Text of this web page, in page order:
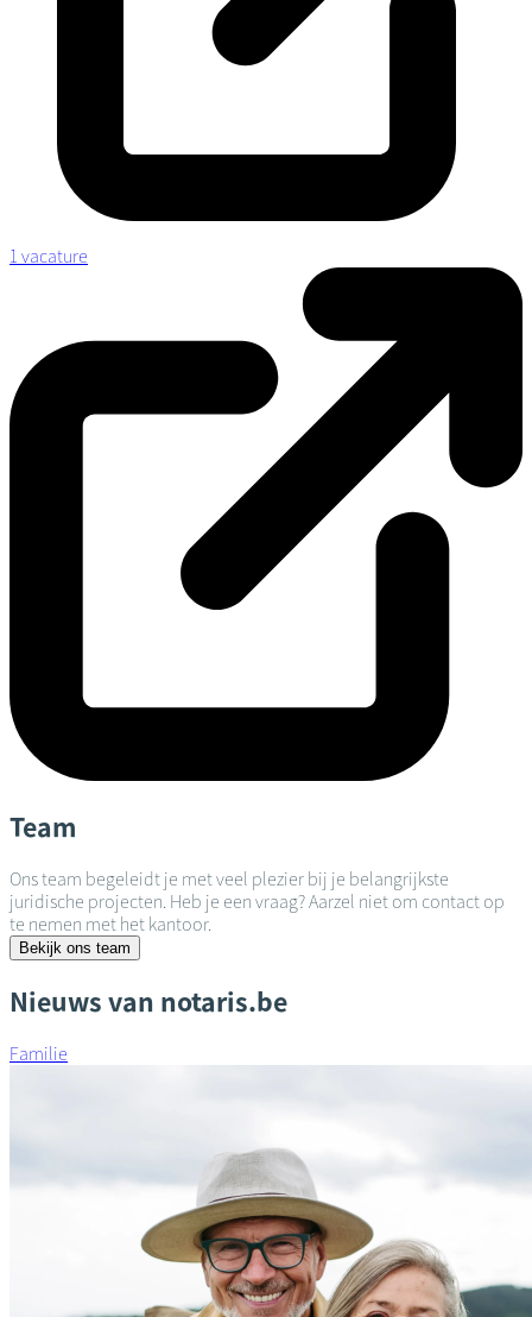
1 vacature
Team
Ons team begeleidt je met veel plezier bij je belangrijkste
juridische projecten. Heb je een vraag? Aarzel niet om contact op
te nemen met het kantoor.
Bekijk ons team
Nieuws van notaris.be
Familie